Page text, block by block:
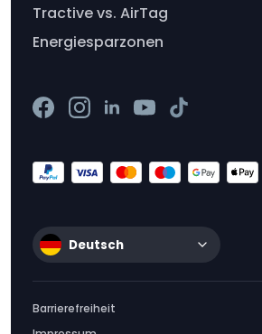
Tractive vs. AirTag
Energiesparzonen
Deutsch
Barrierefreiheit